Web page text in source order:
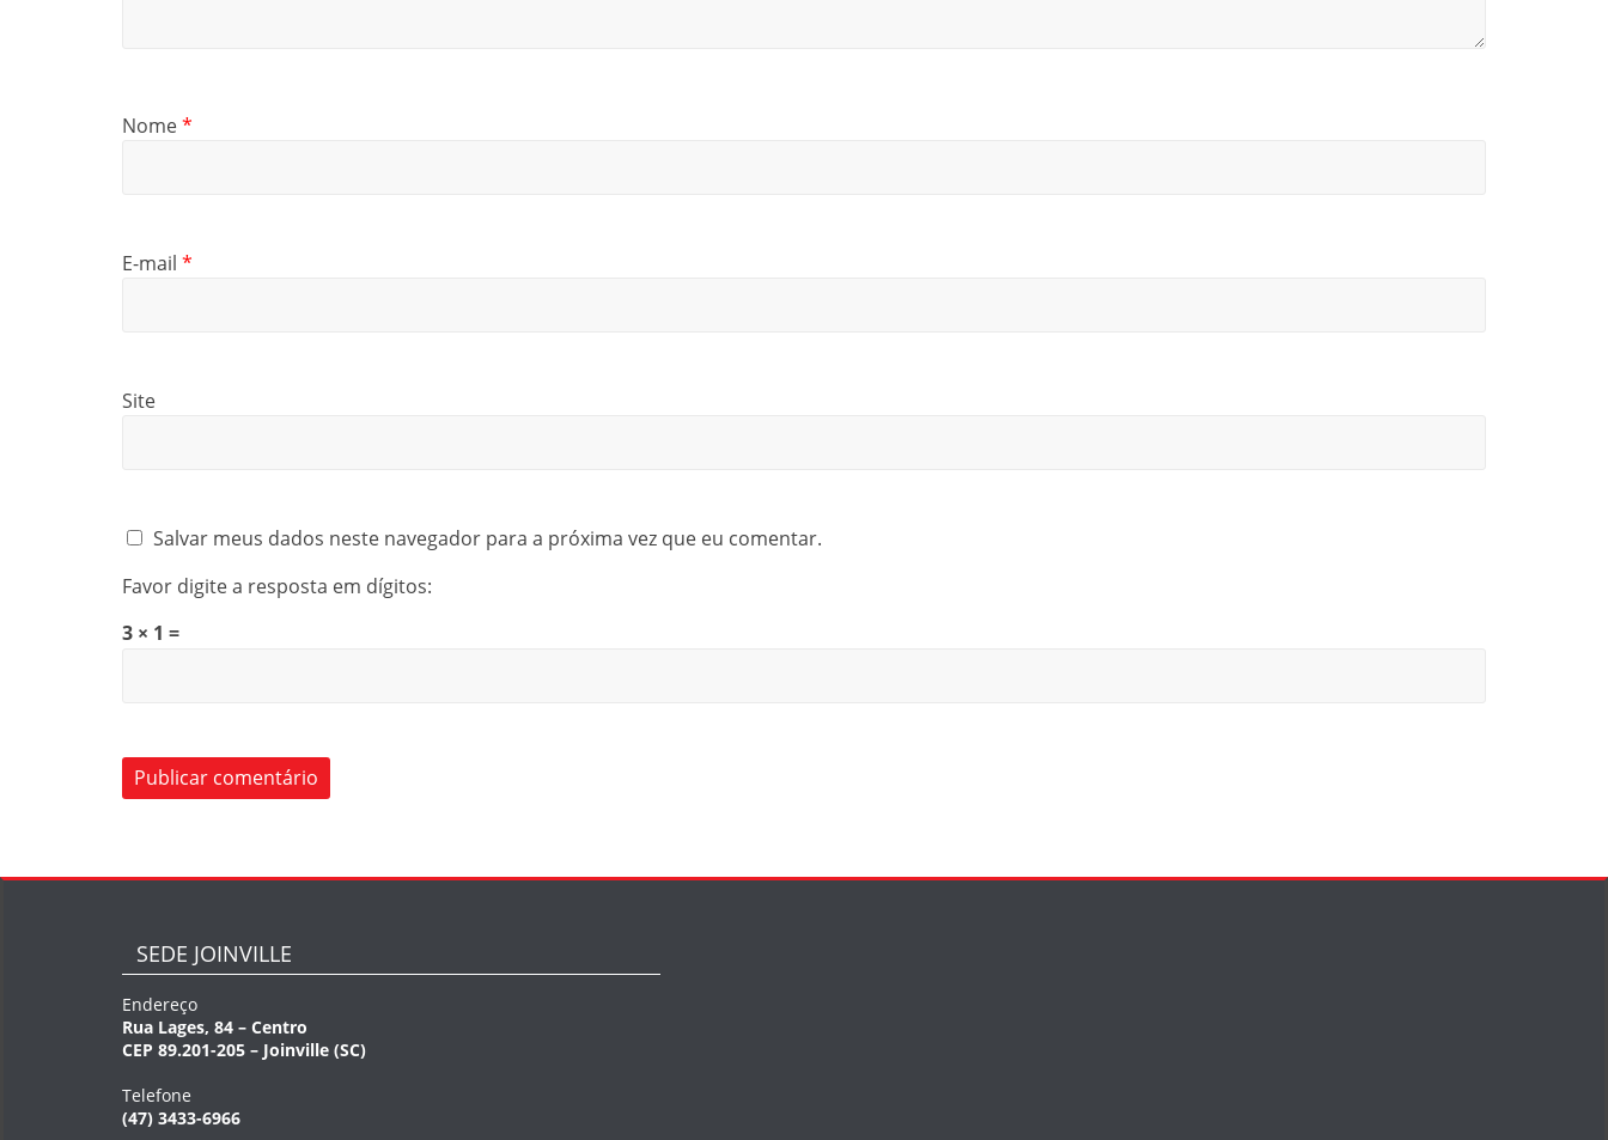
Nome*
E-mail *
Site
Salvar meus dados neste navegador para a próxima vez que eu comentar.
Favor digite a resposta em dígitos:
3 × 1 =
SEDE JOINVILLE
Endereço
Rua Lages, 84 – Centro
CEP 89.201-205 – Joinville (SC)
Telefone
(47) 3433-6966